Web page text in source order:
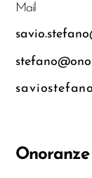
Mail